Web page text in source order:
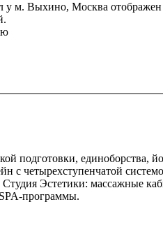
м. Выхино, Москва
подготовки,
с четырехступенчатой
Эстетики: массажные
программы.